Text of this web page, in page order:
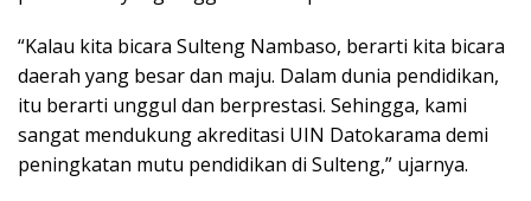
“Kalau kita bicara Sulteng Nambaso, berarti kita bicara
daerah yang besar dan maju. Dalam dunia pendidikan,
itu berarti unggul dan berprestasi. Sehingga, kami
sangat mendukung akreditasi UIN Datokarama demi
peningkatan mutu pendidikan di Sulteng,” ujarnya.